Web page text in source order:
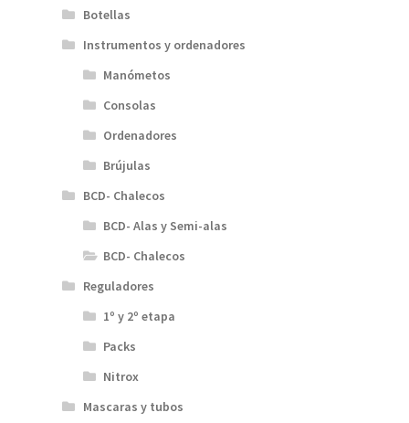
Botellas
Instrumentos y ordenadores
Manómetos
Consolas
Ordenadores
Brújulas
BCD- Chalecos
BCD- Alas y Semi-alas
BCD- Chalecos
Reguladores
1º y 2º etapa
Packs
Nitrox
Mascaras y tubos